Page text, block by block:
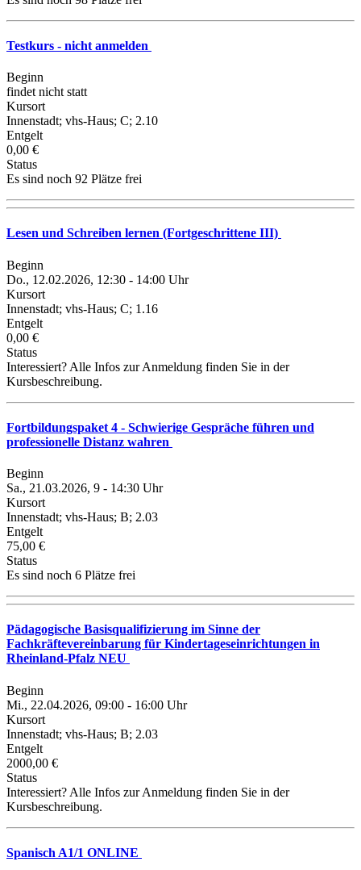
Testkurs - nicht anmelden
Beginn
findet nicht statt
Kursort
Innenstadt; vhs-Haus; C; 2.10
Entgelt
0,00 €
Status
Es sind noch 92 Plätze frei
Lesen und Schreiben lernen (Fortgeschrittene III)
Beginn
Do., 12.02.2026, 12:30 - 14:00 Uhr
Kursort
Innenstadt; vhs-Haus; C; 1.16
Entgelt
0,00 €
Status
Interessiert? Alle Infos zur Anmeldung finden Sie in der
Kursbeschreibung.
Fortbildungspaket 4 - Schwierige Gespräche führen und
professionelle Distanz wahren
Beginn
Sa., 21.03.2026, 9 - 14:30 Uhr
Kursort
Innenstadt; vhs-Haus; B; 2.03
Entgelt
75,00 €
Status
Es sind noch 6 Plätze frei
Pädagogische Basisqualifizierung im Sinne der
Fachkräftevereinbarung für Kindertageseinrichtungen in
Rheinland-Pfalz NEU
Beginn
Mi., 22.04.2026, 09:00 - 16:00 Uhr
Kursort
Innenstadt; vhs-Haus; B; 2.03
Entgelt
2000,00 €
Status
Interessiert? Alle Infos zur Anmeldung finden Sie in der
Kursbeschreibung.
Spanisch A1/1 ONLINE